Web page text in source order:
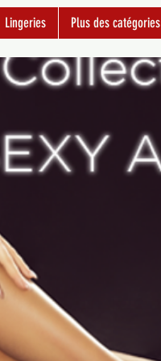
Lingeries Plus des catégories